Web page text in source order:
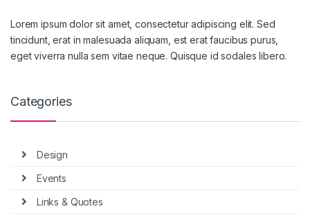
Lorem ipsum dolor sit amet, consectetur adipiscing elit. Sed
tincidunt, erat in malesuada aliquam, est erat faucibus purus,
eget viverra nulla sem vitae neque. Quisque id sodales libero.
Categories
Design
Events
Links & Quotes